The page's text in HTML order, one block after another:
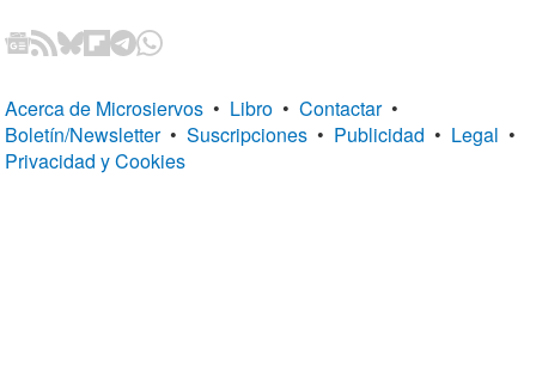
Acerca de Microsiervos • Libro • Contactar •
Boletín/Newsletter • Suscripciones • Publicidad • Legal •
Privacidad y Cookies